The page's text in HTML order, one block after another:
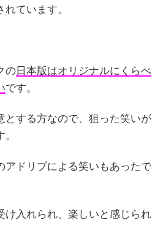
ています。
の 日本版はオリジナルにくらべ
です。
とする方なので、狙った笑いが
アドリブによる笑いもあったで
け入れられ、楽しいと感じられ